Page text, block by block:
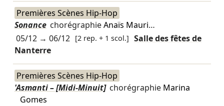
Premières Scènes Hip-Hop
Sonance chorégraphieAnaïs Mauri…
05/12→ 06/12 [2 rep. + 1 scol.] Salle des fêtes de
Nanterre
Premières Scènes Hip-Hop
'Asmanti – [Midi-Minuit] chorégraphie Marina
Gomes